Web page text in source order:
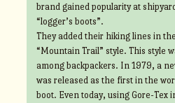
brand gained popularity at
“logger’s boots”.
They added their hiking lines in
“Mountain Trail” style. This style
among backpackers. In 1979, a
was released as the first in the
boot. Even today, using Gore-Tex